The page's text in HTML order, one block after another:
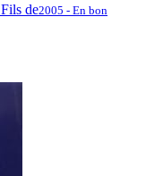
Fils de2005 - En bon